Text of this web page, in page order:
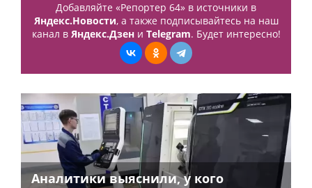
Добавляйте «Репортер 64» в источники в
Яндекс.Новости, а также подписывайтесь на наш
канал в Яндекс.Дзени Telegram. Будет интересно!
Аналитики выяснили, у кого